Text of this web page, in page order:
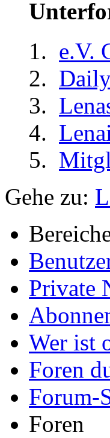
e.V.
Gehe zu:
Private
Wer ist
Foren
Forum-
Foren